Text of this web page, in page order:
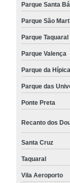
Parque Santa
Parque São
Parque Taquaral
Parque Valença
Parque da Hípica
Parque das
Ponte Preta
Recanto dos
Santa Cruz
Taquaral
Vila Aeroporto